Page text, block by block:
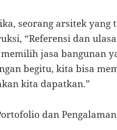
seorang arsitek yang
“Referensi dan
jasa bangunan
begitu, kita bisa
kita dapatkan.”
dan Pengalaman